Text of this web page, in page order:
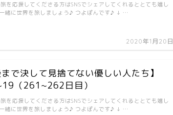
2020年1月20日
を応援してくださる方はSNSでシェアしてくれるととても嬉し
緒に世界を旅しましょう♪ つよぽんです♪ ↓ …
まで決して見捨てない優しい人たち】
（261~262日目）
を応援してくださる方はSNSでシェアしてくれるととても嬉し
緒に世界を旅しましょう♪ つよぽんです♪ ↓ …